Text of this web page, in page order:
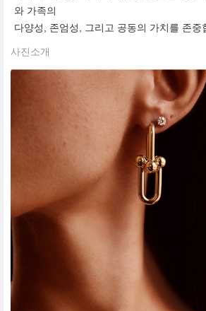
와 가족의
다양성, 존엄성, 그리고 공동의 가치를 존중
사진소개